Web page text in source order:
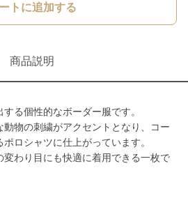
トに追加する
商品説明
る個性的なボーダー服です。
物の刺繍がアクセントとなり、コー
ロシャツに仕上がっています。
わり目にも快適に着用できる一枚で